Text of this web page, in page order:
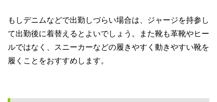
もしデニムなどで出勤しづらい場合は、ジャージを持参し
て出勤後に着替えるとよいでしょう。また靴も革靴やヒー
ルではなく、スニーカーなどの履きやすく動きやすい靴を
履くことをおすすめします。